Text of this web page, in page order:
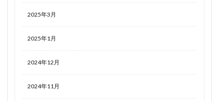
2025年3月
2025年1月
2024年12月
2024年11月